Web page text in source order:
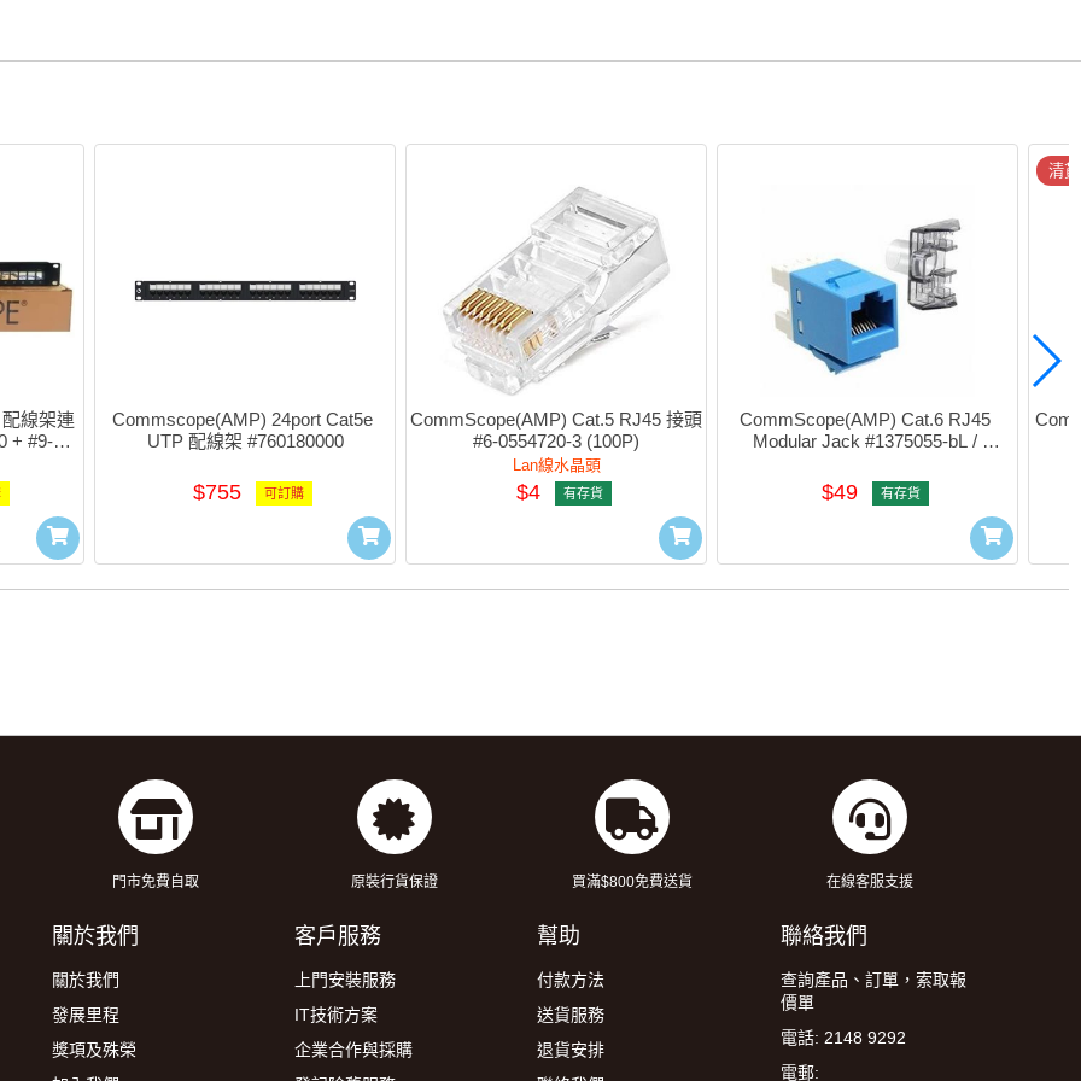
線架連
+ #9-
Commscope(AMP) 24port Cat5e
UTP 配線架 #760180000
$755 可訂購
CommScope(AMP) Cat.5 RJ45 接頭
#6-0554720-3 (100P)
Lan線水晶頭
$4 有存貨
CommScope(AMP) Cat.6 RJ45
Modular Jack #1375055-bL /
$49 有存貨
清
門市免費自取 原裝行貨保證 買滿$800免費送貨 在線客服支援
關於我們
關於我們
發展里程
獎項及殊榮
客戶服務
上門安裝服務
IT技術方案
企業合作與採購
幫助
付款方法
送貨服務
退貨安排
聯絡我們
查詢產品、訂單，索取報
價單
電話: 2148 9292
電郵: